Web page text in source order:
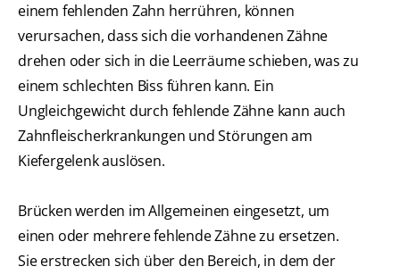
einem fehlenden Zahn herrühren, können
verursachen, dass sich die vorhandenen Zähne
drehen oder sich in die Leerräume schieben, was zu
einem schlechten Biss führen kann. Ein
Ungleichgewicht durch fehlende Zähne kann auch
Zahnfleischerkrankungen und Störungen am
Kiefergelenk auslösen.
Brücken werden im Allgemeinen eingesetzt, um
einen oder mehrere fehlende Zähne zu ersetzen.
Sie erstrecken sich über den Bereich, in dem der